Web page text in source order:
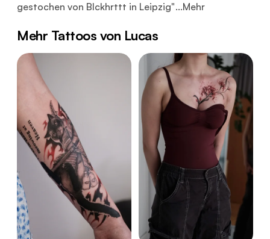
gestochen von Blckhrttt in Leipzig"...Mehr
Mehr Tattoos von Lucas